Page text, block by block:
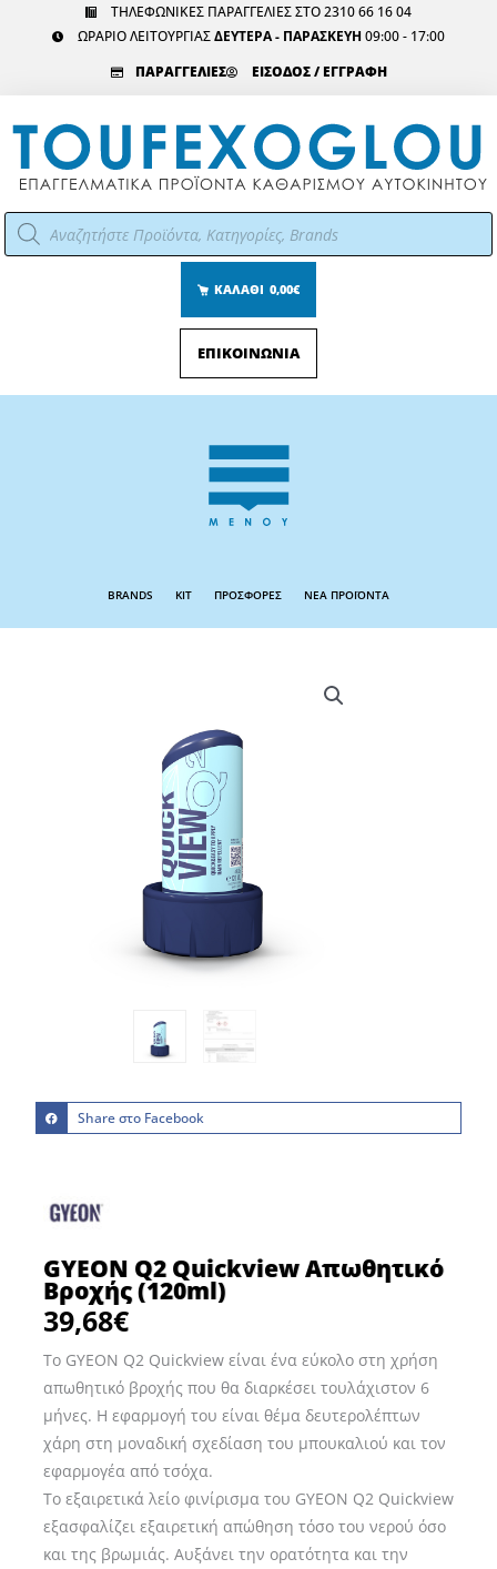
ΤΗΛΕΦΩΝΙΚΕΣ ΠΑΡΑΓΓΕΛΙΕΣ ΣΤΟ 2310 66 16 04
ΩΡΑΡΙΟ ΛΕΙΤΟΥΡΓΙΑΣΔΕΥΤΕΡΑ - ΠΑΡΑΣΚΕΥΗ 09:00 - 17:00
ΠΑΡΑΓΓΕΛΙΕΣ
ΕΙΣΟΔΟΣ / ΕΓΓΡΑΦΗ
Αναζήτηση
προϊόντων
ΚΑΛΑΘΙ 0,00€
ΕΠΙΚΟΙΝΩΝΙΑ
Menu
BRANDS KIT ΠΡΟΣΦΟΡΕΣ ΝΕΑ ΠΡΟΪΟΝΤΑ
Share στο Facebook
GYEON Q2 Quickview Απωθητικό
Βροχής (120ml)
39,68€
Το GYEON Q2 Quickview είναι ένα εύκολο στη χρήση
απωθητικό βροχής που θα διαρκέσει τουλάχιστον 6
μήνες. Η εφαρμογή του είναι θέμα δευτερολέπτων
χάρη στη μοναδική σχεδίαση του μπουκαλιού και τον
εφαρμογέα από τσόχα.
Το εξαιρετικά λείο φινίρισμα του GYEON Q2 Quickview
εξασφαλίζει εξαιρετική απώθηση τόσο του νερού όσο
και της βρωμιάς. Αυξάνει την ορατότητα και την